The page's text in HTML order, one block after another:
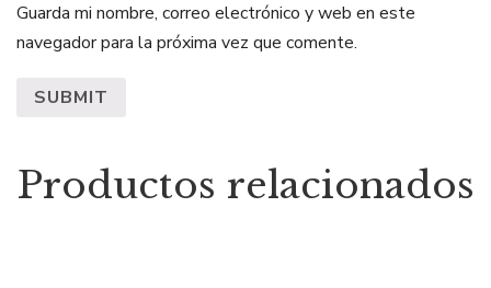
Guarda mi nombre, correo electrónico y web en este
navegador para la próxima vez que comente.
Productos relacionados